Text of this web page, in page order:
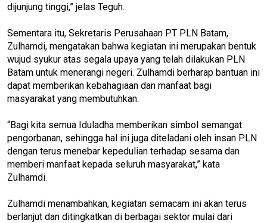
dijunjung tinggi,” jelas Teguh.
Sementara itu, Sekretaris Perusahaan PT PLN Batam,
Zulhamdi, mengatakan bahwa kegiatan ini merupakan bentuk
wujud syukur atas segala upaya yang telah dilakukan PLN
Batam untuk menerangi negeri. Zulhamdi berharap bantuan ini
dapat memberikan kebahagiaan dan manfaat bagi
masyarakat yang membutuhkan.
“Bagi kita semua Iduladha memberikan simbol semangat
pengorbanan, sehingga hal ini juga diteladani oleh insan PLN
dengan terus menebar kepedulian terhadap sesama dan
memberi manfaat kepada seluruh masyarakat,” kata
Zulhamdi.
Zulhamdi menambahkan, kegiatan semacam ini akan terus
berlanjut dan ditingkatkan di berbagai sektor mulai dari